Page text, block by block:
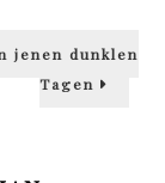
jenen dunklen
Tagen